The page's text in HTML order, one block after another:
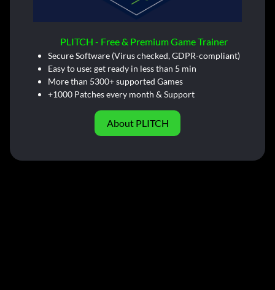
PLITCH - Free & Premium Game Trainer
Secure Software (Virus checked, GDPR-compliant)
Easy to use: get ready in less than 5 min
More than 5300+ supported Games
+1000 Patches every month & Support
About PLITCH